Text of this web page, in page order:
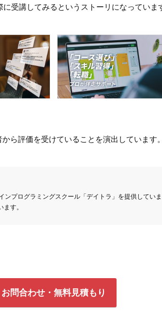
受講してみるというストーリになっていま
ら評価を受けていることを演出しています
プログラミングスクール「デイトラ」を提供してい
す。
お問合わせ・無料見積もり